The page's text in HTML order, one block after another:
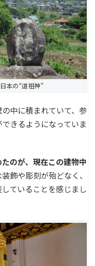
本の“道祖神”
中に積まれていて、参
きるようになっていま
のが、現在この建物中
飾や彫刻が殆どなく、
ていることを感じまし